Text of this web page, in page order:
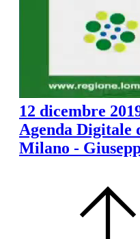
12 dicembre
Agenda Digitale
Milano -